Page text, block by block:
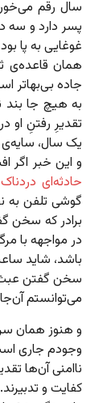
سال رقم
پسر دارد و سه
غوغایی به پا
همان قاعده‌ی
جاده بی‌بهاتر
به هیچ جا بند
تقدیرِ رفتنِ
یک سال،
و این خبر اگر
حادثه‌ای
گوشی تلفن به
برادر که سخن
در مواجهه با
باشد، شاید
سخن گفتن عبث
می‌توانستم
و هنوز همان
وجودم جاری
ناامنی آن‌ها
کفایت و